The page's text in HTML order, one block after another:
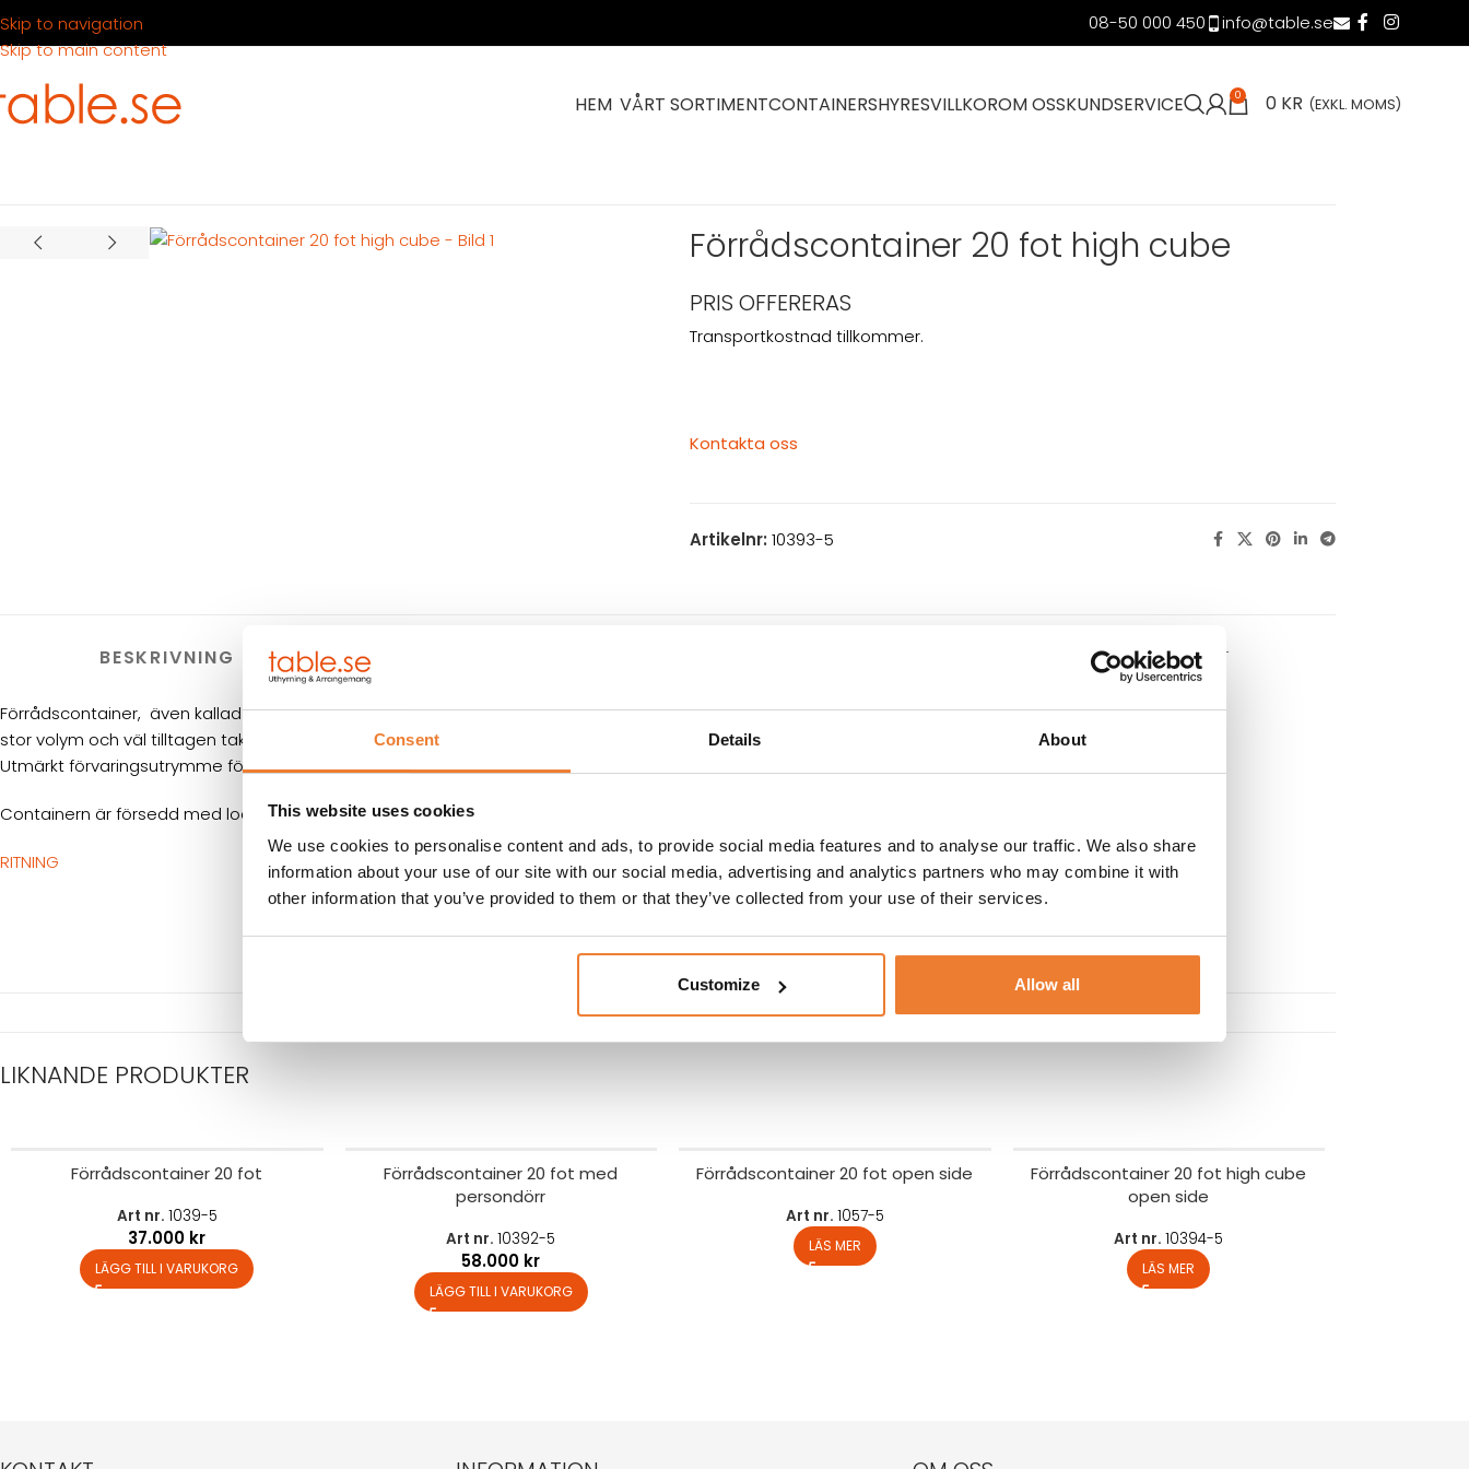
Consent Details About
This website uses cookies
We use cookies to personalise content and ads, to provide social media features and to analyse our traffic. We also share
information about your use of our site with our social media, advertising and analytics partners who may combine it with
other information that you’ve provided to them or that they’ve collected from your use of their services.
Customize Allow all
Skip to navigation
Skip to main content
08-50 000 450 info@table.se
HEM VÅRT SORTIMENTCONTAINERSHYRESVILLKOROM OSSKUNDSERVICE 0 0 KR (EXKL. MOMS)
Förrådscontainer 20 fot high cube
PRIS OFFERERAS
Transportkostnad tillkommer.
Kontakta oss
Artikelnr: 10393-5
BESKRIVNING KUNDTJÄNST
Förrådscontainer, även kallad sjöfartscontainer eller fraktcontainer som med
stor volym och väl tilltagen takhöjd ger många olika användningsområden.
Utmärkt förvaringsutrymme för dig som behöver bygga på höjden.
Containern är försedd med lockbox (låskåpa) gjord i cortenstål.
RITNING
FÄRG: Containern finns att beställa i flertalet färger.
GOLV: Plywoodgolv i 28 mm tjocklek. Smuts – och fuktresistent.
GAFFELFICKOR: Ja
CONTAINERFÄSTEN: I alla hörn
LASTKAPACITET: 28120 kg
LIKNANDE PRODUKTER
Förrådscontainer 20 fot
Art nr. 1039-5
37.000 kr
LÄGG TILL I VARUKORG
Förrådscontainer 20 fot med
persondörr
Art nr.10392-5
58.000 kr
LÄGG TILL I VARUKORG
Förrådscontainer 20 fot open side
Art nr. 1057-5
LÄS MER
Förrådscontainer 20 fot high cube
open side
Art nr.10394-5
LÄS MER